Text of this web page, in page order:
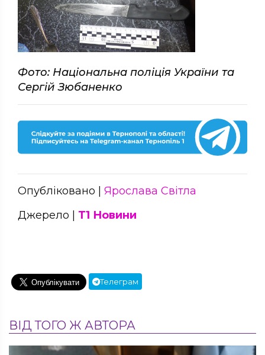
Фото: Національна поліція України та
Сергій Зюбаненко
Опубліковано | Ярослава Світла
Джерело | Т1 Новини
Телеграм
ВІД ТОГО Ж АВТОРА